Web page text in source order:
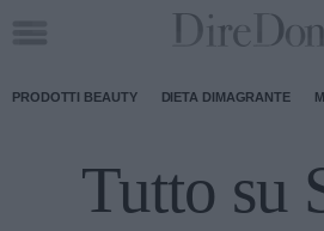
PRODOTTI BEAUTY DIETA DIMAGRANTE
Tutto su